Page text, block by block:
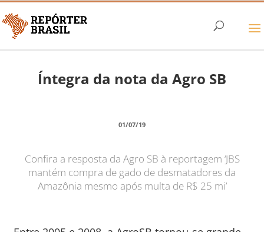
Íntegra da nota da Agro SB
01/07/19
Confira a resposta da Agro SB à reportagem ‘JBS
mantém compra de gado de desmatadores da
Amazônia mesmo após multa de R$ 25 mi’